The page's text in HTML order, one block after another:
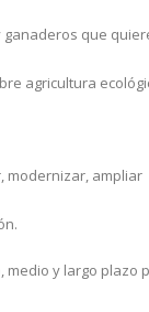
ganaderos que
agricultura
modernizar, ampliar
medio y largo plazo